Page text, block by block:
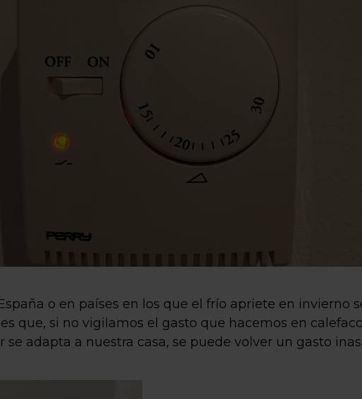
o en países en los que el frío apriete en invierno
es que, si no vigilamos el gasto que hacemos en
adapta a nuestra casa, se puede volver un gasto